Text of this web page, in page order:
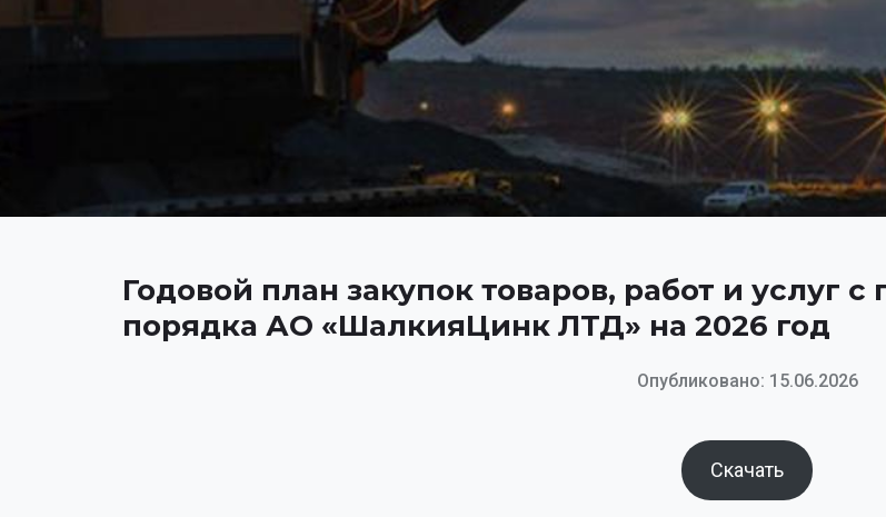
Годовой план закупок товаров, работ и услуг
порядка АО «ШалкияЦинк ЛТД» на 2026 год
Опубликовано: 15.06.2026
Скачать